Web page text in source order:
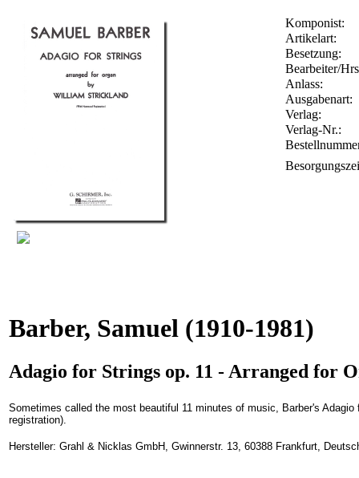
Komponist:
Artikelart:
Besetzung:
Bearbeiter/
Anlass:
Ausgabenart:
Verlag:
Verlag-Nr.:
Barber, Samuel (1910-1981)
Adagio for Strings op. 11 - Arranged for
Sometimes called the most beautiful 11 minutes of music, Barber's
registration).
Hersteller: Grahl & Nicklas GmbH, Gwinnerstr. 13, 60388 Frankfurt,